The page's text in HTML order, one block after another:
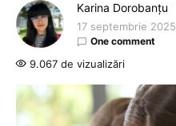
Karina Dorobanțu
17 septembrie 2025
One comment
9.067 de vizualizări